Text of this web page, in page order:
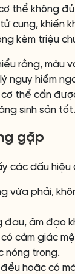
thể không
cung, khiến
kèm triệu
rằng, màu
nguy hiểm
thể cần
sinh sản tốt.
gặp
các dấu hiệu
vừa phải,
đau, âm đạo
cảm giác
nóng trong.
hoặc có